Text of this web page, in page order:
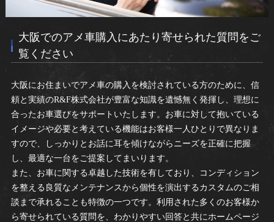
大阪でのアメ車購入にあたり寄せられた質問をご
覧ください
大阪にお住まいでアメ車の購入を検討されている方のために、信
頼と実績のR&F株式会社が豊富な知識を遺憾無く発揮し、理想に
合ったお車選びをサポートいたします。お車に対して抱いている
イメージや必要と考えている機能はお客様一人ひとりで異なりま
すので、しっかりとお話に耳を傾けながらニーズを正確に把握
し、最適な一台をご提案してまいります。
また、お車に関する卓越した技術を有しており、コンディション
を整える良質なメンテナンスから個性を演出するカスタムのご相
談まで承れることも特徴の一つです。利用された多くのお客様か
ら寄せられている質問を、わかりやすい回答と共にホームページ